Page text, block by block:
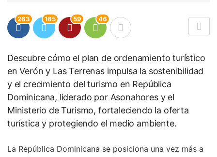
263 165 59 46
Descubre cómo el plan de ordenamiento turístico
en Verón y Las Terrenas impulsa la sostenibilidad
y el crecimiento del turismo en República
Dominicana, liderado por Asonahores y el
Ministerio de Turismo, fortaleciendo la oferta
turística y protegiendo el medio ambiente.
La República Dominicana se posiciona una vez más a